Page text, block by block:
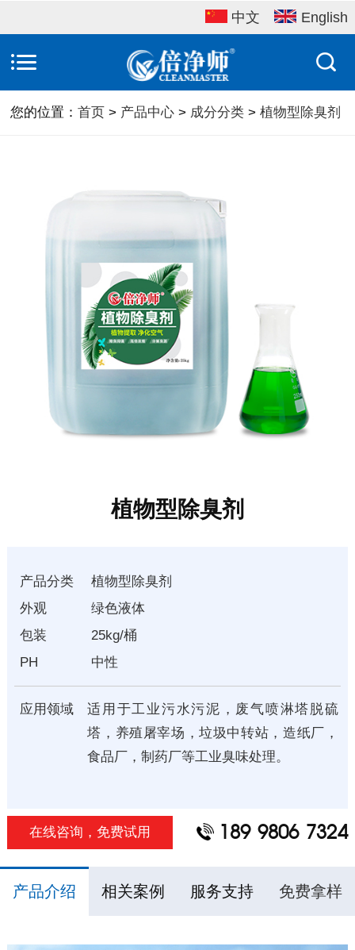
中文 English
您的位置：首页 > 产品中心 > 成分分类 >植物型除臭剂
植物型除臭剂
产品分类
植物型除臭剂
外观
绿色液体
包装
25kg/桶
PH
中性
应用领域
适用于工业污水污泥，废气喷淋塔脱硫
塔，养殖屠宰场，垃圾中转站，造纸厂，
食品厂，制药厂等工业臭味处理。
在线咨询，免费试用 189 9806 7324
产品介绍 相关案例 服务支持 免费拿样